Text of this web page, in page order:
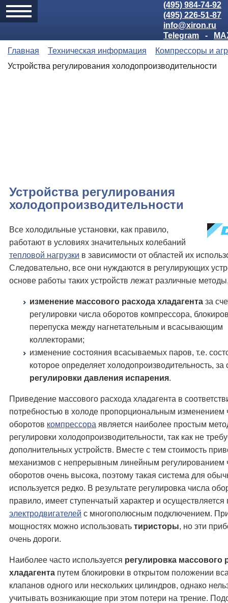
(495) 984-74-92
(495) 226-51-87
info@xiron.ru
Telegram
-
Главная
Техническая информация
Компрессоры и
Устройства регулирования холодопроизводительности
Устройства регулирования
холодопроизводительности
Все холодильные установки, как правило,
работают в условиях значительных колебаний
тепловой нагрузки в зависимости от областей их
Следовательно, все они нуждаются в регулирующих
основе работы таких устройств лежат различные
изменение массового расхода хладагента за
регулировки числа оборотов компрессора,
перепуска между нагнетательным и всасывающим
коллекторами;
изменение состояния всасываемых паров, т.е.
которое определяет холодопроизводительность, за
регулировки давления испарения.
Приведение массового расхода хладагента в
потребностью в холоде пропорциональным изменением
оборотов компрессора является наиболее простым
регулировки холодопроизводительности, так как не
дополнительных устройств. Вместе с тем стоимость
механизмов с непрерывным линейным регулированием
оборотов очень высока, поэтому такая система для
используется редко. В результате регулировка числа
правило, имеет ступенчатый характер и
электродвигателей с многополюсным подключением.
мощностях можно использовать тиристоры, но эти
очень дороги.
Наиболее часто используется регулировка массового
хладагента путем блокировки в открытом положении
клапанов одного или нескольких цилиндров, однако
учитывать возникающие при этом потери на трение.